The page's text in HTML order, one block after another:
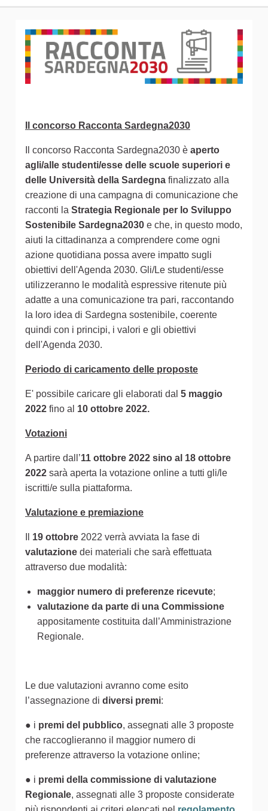
Il concorso Racconta Sardegna2030
Il concorso Racconta Sardegna2030 è aperto
agli/alle studenti/esse delle scuole superiori e
delle Università della Sardegna finalizzato alla
creazione di una campagna di comunicazione che
racconti la Strategia Regionale per lo Sviluppo
Sostenibile Sardegna2030 e che, in questo modo,
aiuti la cittadinanza a comprendere come ogni
azione quotidiana possa avere impatto sugli
obiettivi dell'Agenda 2030. Gli/Le studenti/esse
utilizzeranno le modalità espressive ritenute più
adatte a una comunicazione tra pari, raccontando
la loro idea di Sardegna sostenibile, coerente
quindi con i principi, i valori e gli obiettivi
dell'Agenda 2030.
Periodo di caricamento delle proposte
E' possibile caricare gli elaborati dal 5 maggio
2022 fino al 10 ottobre 2022.
Votazioni
A partire dall’11 ottobre 2022 sino al 18 ottobre
2022 sarà aperta la votazione online a tutti gli/le
iscritti/e sulla piattaforma.
Valutazione e premiazione
19 ottobre 2022 verrà avviata la fase di
valutazione dei materiali che sarà effettuata
attraverso due modalità:
maggior numero di preferenze ricevute;
valutazione da parte di una Commissione
appositamente costituita dall’Amministrazione
Regionale.
Le due valutazioni avranno come esito
l’assegnazione di diversi premi:
● i premi del pubblico, assegnati alle 3 proposte
che raccoglieranno il maggior numero di
preferenze attraverso la votazione online;
● i premi della commissione di valutazione
Regionale, assegnati alle 3 proposte considerate